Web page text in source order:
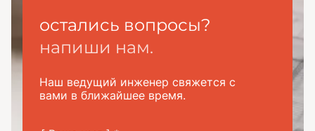
остались вопросы?
напиши нам.
Наш ведущий инженер свяжется с
вами в ближайшее время.